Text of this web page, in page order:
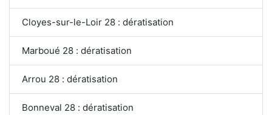
Cloyes-sur-le-Loir 28 : dératisation
Marboué 28 : dératisation
Arrou 28 : dératisation
Bonneval 28 : dératisation